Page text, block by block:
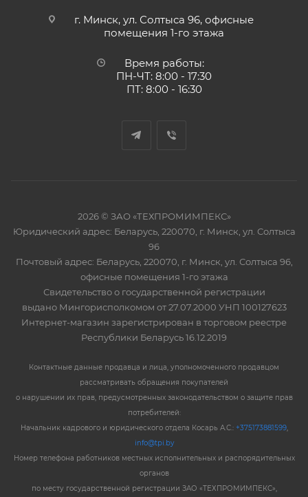
г. Минск, ул. Солтыса 96, офисные
помещения 1-го этажа
Время работы:
ПН-ЧТ: 8:00 - 17:30
ПТ: 8:00 - 16:30
2026 © ЗАО «ТЕХПРОМИМПЕКС»
Юридический адрес: Беларусь, 220070, г. Минск, ул. Солтыса
96
Почтовый адрес: Беларусь, 220070, г. Минск, ул. Солтыса 96,
офисные помещения 1-го этажа
Свидетельство о государственной регистрации
выдано Мингорисполкомом от 27.07.2000 УНП 100127623
Интернет-магазин зарегистрирован в торговом реестре
Республики Беларусь 16.12.2019
Контактные данные продавца и лица, уполномоченного продавцом
рассматривать обращения покупателей
о нарушении их прав, предусмотренных законодательством о защите прав
потребителей:
Начальник кадрового и юридического отдела Косарь А.С.: +375173881599,
info@tpi.by
Номер телефона работников местных исполнительных и распорядительных
органов
по месту государственной регистрации ЗАО «ТЕХПРОМИМПЕКС»,